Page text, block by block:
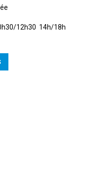
12h30 14h/18h